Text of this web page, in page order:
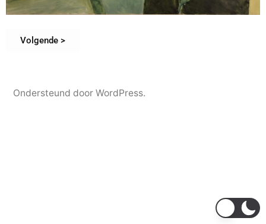
Volgende >
Ondersteund door WordPress.